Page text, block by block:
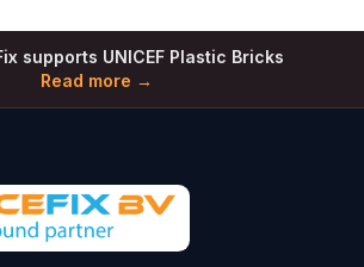
supports UNICEF Plastic Bricks
Read more →